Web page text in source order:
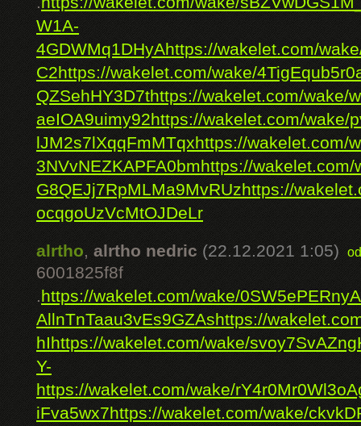
W1A-
4GDWMq1DHyAhttps://wakelet.com/
C2https://wakelet.com/wake/
QZSehHY3D7thttps://wakelet.com/wake/
aeIOA9uimy92https://wakelet.com/wake/
lJM2s7lXqqFmMTqxhttps://wakelet.com/
3NVvNEZKAPFA0bmhttps://wakelet.com/
G8QEJj7RpMLMa9MvRUzhttps://
ocqgoUzVcMtOJDeLr
alrtho, alrtho nedric (22.12.2021 1:05)
6001825f8f
.https://wakelet.com/wake/
AllnTnTaau3vEs9GZAshttps://
hIhttps://wakelet.com/wake/
Y-
https://wakelet.com/wake/
iFva5wx7https://wakelet.com/wake/